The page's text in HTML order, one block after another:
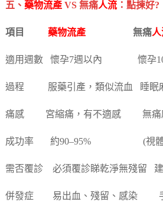
五、 藥物流產VS 無痛人流：點揀好?
項目 藥物流產無痛人
適用週數 懷孕7週以內 懷孕10
過程 服藥引產，類似流血 睡眠
痛感 宮縮痛，有不適感 無痛
成功率 約90–95% (視體質
需否覆診 必須覆診睇乾淨無殘留
併發症 易出血、殘留、感染 手